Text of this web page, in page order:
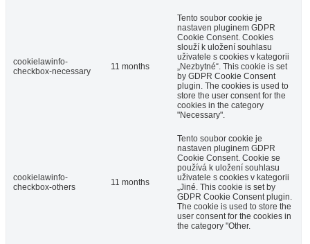
cookielawinfo-
checkbox-necessary
11 months
Tento soubor cookie je
nastaven pluginem GDPR
Cookie Consent. Cookies
slouží k uložení souhlasu
uživatele s cookies v kategorii
„Nezbytné“. This cookie is set
by GDPR Cookie Consent
plugin. The cookies is used to
store the user consent for the
cookies in the category
"Necessary".
cookielawinfo-
checkbox-others
11 months
Tento soubor cookie je
nastaven pluginem GDPR
Cookie Consent. Cookie se
používá k uložení souhlasu
uživatele s cookies v kategorii
„Jiné. This cookie is set by
GDPR Cookie Consent plugin.
The cookie is used to store the
user consent for the cookies in
the category "Other.